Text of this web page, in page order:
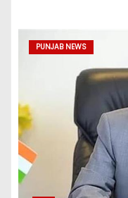
PUNJAB NEWS